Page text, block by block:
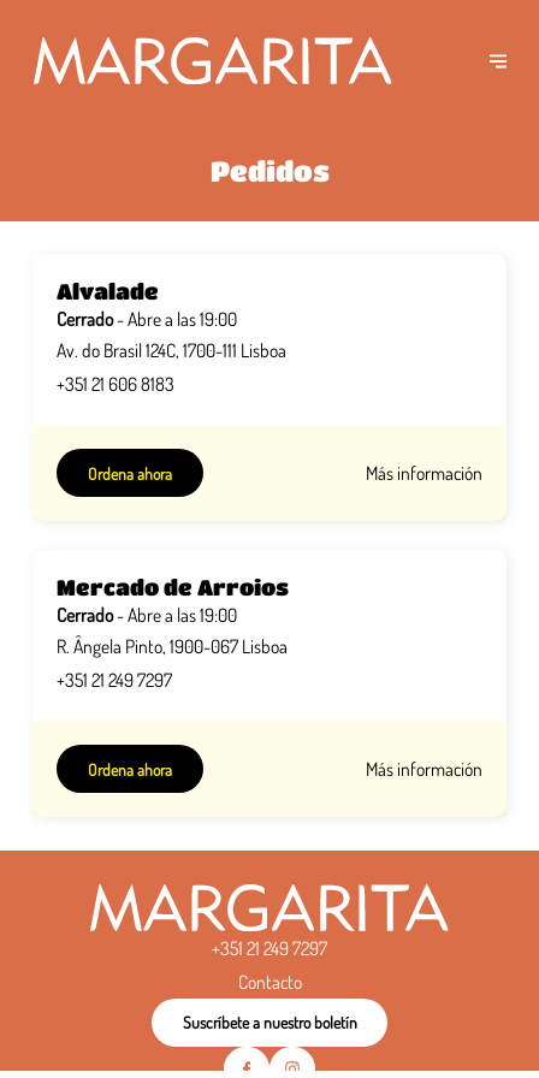
Pedidos
Alvalade
Cerrado- Abre a las 19:00
Av. do Brasil 124C, 1700-111 Lisboa
+351 21 606 8183
Ordena ahora Más información
Mercado de Arroios
Cerrado- Abre a las 19:00
R. Ângela Pinto, 1900-067 Lisboa
+351 21 249 7297
Ordena ahora Más información
+351 21 249 7297
Contacto
Suscríbete a nuestro boletín